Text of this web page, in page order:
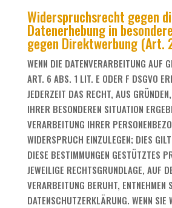
Widerspruchsrecht gegen
Datenerhebung in
gegen Direktwerbung (Art.
WENN DIE DATENVERARBEITUNG AUF
ART. 6 ABS. 1 LIT. E ODER F DSGVO
JEDERZEIT DAS RECHT, AUS
IHRER BESONDEREN SITUATION
VERARBEITUNG IHRER
WIDERSPRUCH EINZULEGEN; DIES
DIESE BESTIMMUNGEN GESTÜTZTES
JEWEILIGE RECHTSGRUNDLAGE, AUF
VERARBEITUNG BERUHT, ENTNEHMEN
DATENSCHUTZERKLÄRUNG. WENN SIE